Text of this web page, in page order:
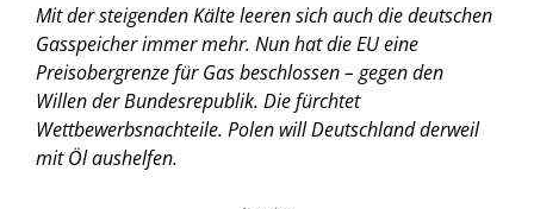
Mit der steigenden Kälte leeren sich auch die deutschen
Gasspeicher immer mehr. Nun hat die EU eine
Preisobergrenze für Gas beschlossen – gegen den
Willen der Bundesrepublik. Die fürchtet
Wettbewerbsnachteile. Polen will Deutschland derweil
mit Öl aushelfen.